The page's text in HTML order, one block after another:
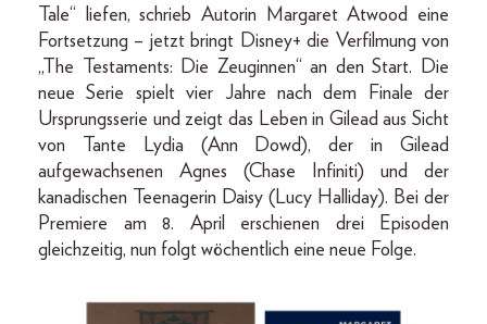
Tale“ liefen, schrieb Autorin Margaret Atwood eine
Fortsetzung – jetzt bringt Disney+ die Verfilmung von
„The Testaments: Die Zeuginnen“ an den Start. Die
neue Serie spielt vier Jahre nach dem Finale der
Ursprungsserie und zeigt das Leben in Gilead aus Sicht
von Tante Lydia (Ann Dowd), der in Gilead
aufgewachsenen Agnes (Chase Infiniti) und der
kanadischen Teenagerin Daisy (Lucy Halliday). Bei der
Premiere am 8. April erschienen drei Episoden
gleichzeitig, nun folgt wöchentlich eine neue Folge.